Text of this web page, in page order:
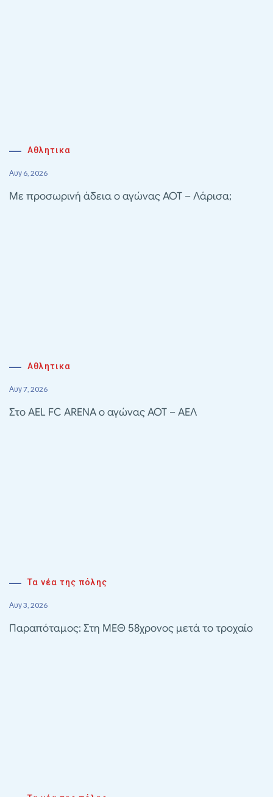
Αθλητικα
Αυγ 6, 2026
Με προσωρινή άδεια ο αγώνας ΑΟΤ – Λάρισα;
Αθλητικα
Αυγ 7, 2026
Στο AEL FC ARENA ο αγώνας ΑΟΤ – ΑΕΛ
Τα νέα της πόλης
Αυγ 3, 2026
Παραπόταμος: Στη ΜΕΘ 58χρονος μετά το τροχαίο